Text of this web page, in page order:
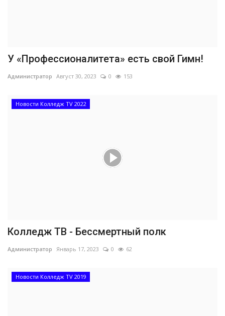
У «Профессионалитета» есть свой Гимн!
Администратор Август 30, 2023 0 153
Новости Колледж TV 2022
Колледж ТВ - Бессмертный полк
Администратор Январь 17, 2023 0 62
Новости Колледж TV 2019